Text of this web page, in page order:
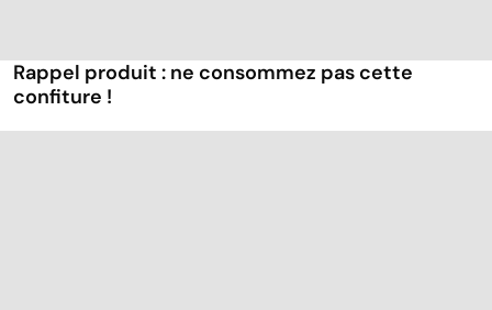
Rappel produit : ne consommez pas cette
confiture !